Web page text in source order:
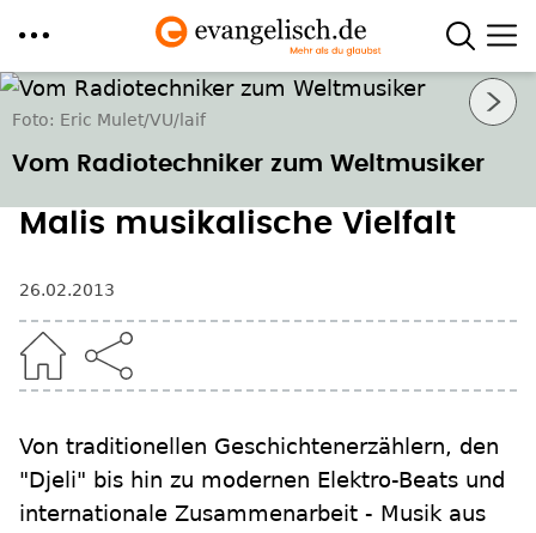
Direkt
zum
Inhalt
Nächstes Bild
Foto: Eric Mulet/VU/laif
Vom Radiotechniker zum Weltmusiker
Malis musikalische Vielfalt
26.02.2013
Von traditionellen Geschichtenerzählern, den
"Djeli" bis hin zu modernen Elektro-Beats und
internationale Zusammenarbeit - Musik aus